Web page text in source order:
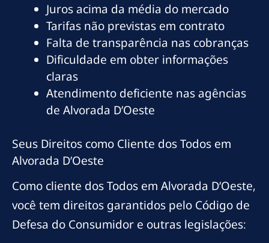
Juros acima da média do mercado
Tarifas não previstas em contrato
Falta de transparência nas cobranças
Dificuldade em obter informações
claras
Atendimento deficiente nas agências
de Alvorada D’Oeste
Seus Direitos como Cliente dos Todos em
Alvorada D’Oeste
Como cliente dos Todos em Alvorada D’Oeste,
você tem direitos garantidos pelo Código de
Defesa do Consumidor e outras legislações: